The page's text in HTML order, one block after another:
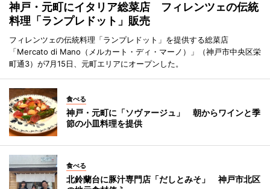
神戸・元町にイタリア総菜店 フィレンツェの伝統
料理「ランプレドット」販売
フィレンツェの伝統料理「ランプレドット」を提供する総菜店
「Mercato di Mano（メルカート・ディ・マーノ）」（神戸市中央区栄
町通3）が7月15日、元町エリアにオープンした。
食べる
神戸・元町に「ソヴァージュ」 朝からワインと季
節の小皿料理を提供
食べる
北鈴蘭台に豚汁専門店「だしとみそ」 神戸市北区